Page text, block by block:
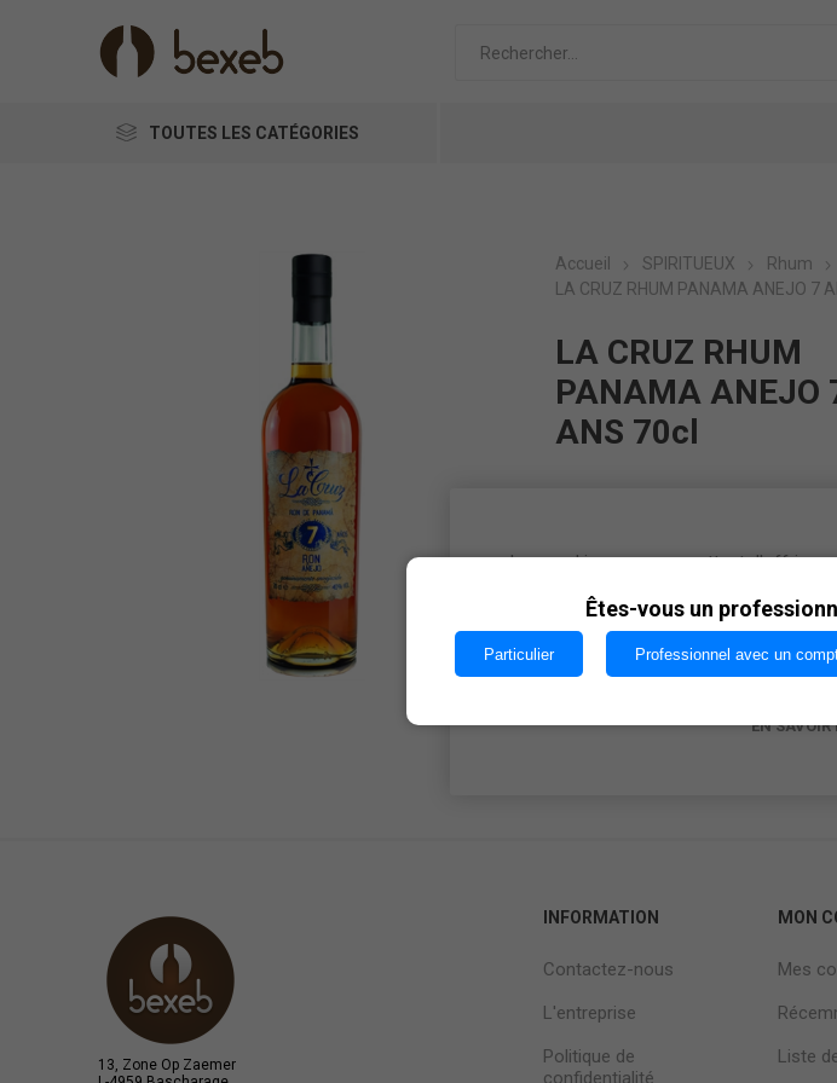
TOUTES LES CATÉGORIES
Accueil SPIRITUEUX
Rhum
LA CRUZ RHUM PANAMA ANEJO 7
LA CRUZ RHUM
PANAMA ANEJO
ANS 70cl
13, Zone Op Zaemer
INFORMATION
Contactez-nous
L'entreprise
Politique de
confidentialité
MON
Mes
Liste
Les cookies nous permettent d'offrir
OK
EN SAVOIR
Êtes-vous un
Particulier Professionnel avec un